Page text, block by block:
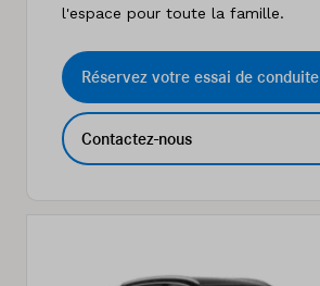
l'espace pour toute la famille.
Réservez votre essai de conduite
Contactez-nous